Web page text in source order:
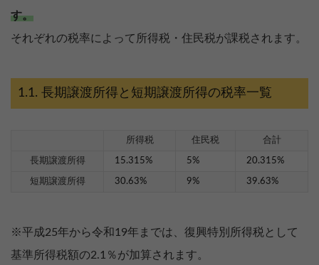
す。
それぞれの税率によって所得税・住民税が課税されます。
長期譲渡所得と短期譲渡所得の税率一覧
所得税 住民税 合計
長期譲渡所得 15.315% 5% 20.315%
短期譲渡所得 30.63% 9% 39.63%
※平成25年から令和19年までは、復興特別所得税として
基準所得税額の2.1％が加算されます。